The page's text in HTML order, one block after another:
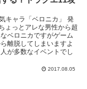
キャラ「ベロニカ」 発
ょっとアレな男性から超
ベロニカですがゲーム
離脱してしまいますよ
が多数なイベントでし
2017.08.05